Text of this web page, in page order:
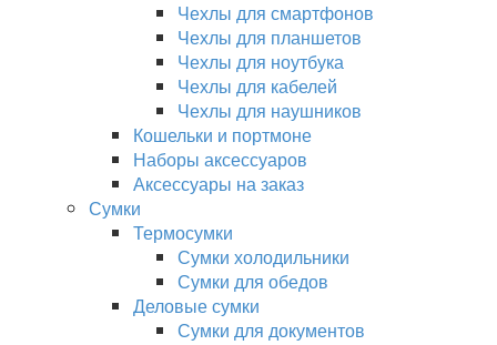
Чехлы для смартфонов
Чехлы для планшетов
Чехлы для ноутбука
Чехлы для кабелей
Чехлы для наушников
Кошельки и портмоне
Наборы аксессуаров
Аксессуары на заказ
Сумки
Термосумки
Сумки холодильники
Сумки для обедов
Деловые сумки
Сумки для документов